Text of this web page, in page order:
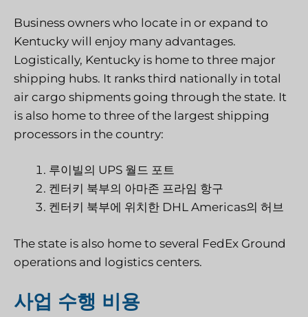
Business owners who locate in or expand to
Kentucky will enjoy many advantages.
Logistically, Kentucky is home to three major
shipping hubs. It ranks third nationally in total
air cargo shipments going through the state. It
is also home to three of the largest shipping
processors in the country:
루이빌의 UPS 월드 포트
켄터키 북부의 아마존 프라임 항구
켄터키 북부에 위치한 DHL Americas의 허브
The state is also home to several FedEx Ground
operations and logistics centers.
사업 수행 비용